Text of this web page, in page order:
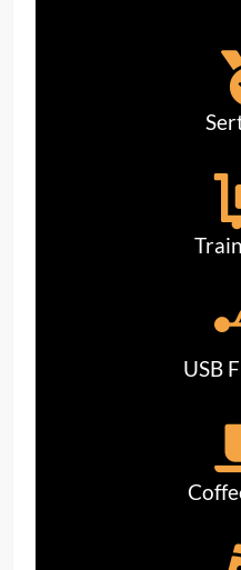
USB